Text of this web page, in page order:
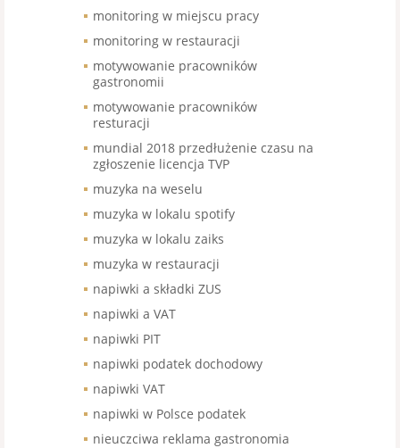
monitoring w miejscu pracy
monitoring w restauracji
motywowanie pracowników
gastronomii
motywowanie pracowników
resturacji
mundial 2018 przedłużenie czasu na
zgłoszenie licencja TVP
muzyka na weselu
muzyka w lokalu spotify
muzyka w lokalu zaiks
muzyka w restauracji
napiwki a składki ZUS
napiwki a VAT
napiwki PIT
napiwki podatek dochodowy
napiwki VAT
napiwki w Polsce podatek
nieuczciwa reklama gastronomia